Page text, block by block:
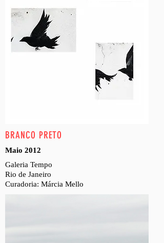
BRANCO PRETO
Maio 2012
Galeria Tempo
Rio de Janeiro
Curadoria: Márcia Mello